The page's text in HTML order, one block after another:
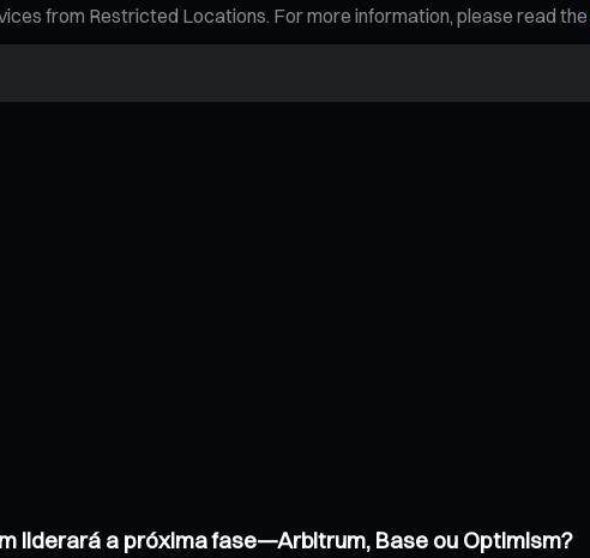
from Restricted Locations. For more information, please read the
liderará a próxima fase—Arbitrum, Base ou Optimism?